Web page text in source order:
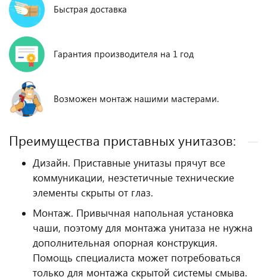
Быстрая доставка
Гарантия производителя на 1 год
Возможен монтаж нашими мастерами.
Преимущества приставных унитазов:
Дизайн. Приставные унитазы прячут все
коммуникации, неэстетичные технические
элементы скрыты от глаз.
Монтаж. Привычная напольная установка
чаши, поэтому для монтажа унитаза не нужна
дополнительная опорная конструкция.
Помощь специалиста может потребоваться
только для монтажа скрытой системы смыва.